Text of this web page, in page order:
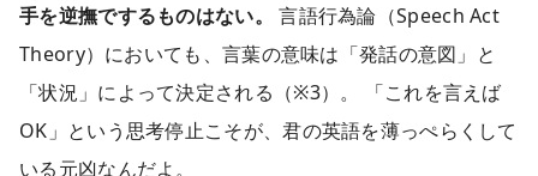
手を逆撫でするものはない。
言語行為論（Speech Act
Theory）においても、言葉の意味は「発話の意図」と
「状況」によって決定される（※3）。 「これを言えば
OK」という思考停止こそが、君の英語を薄っぺらくして
いる元凶なんだよ。